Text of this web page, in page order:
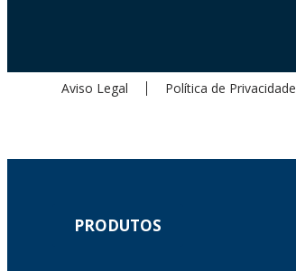
Aviso Legal Política de Privacidade
PRODUTOS